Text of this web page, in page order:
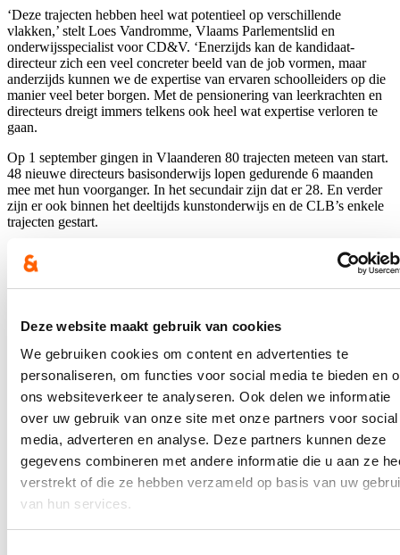
Deze website maakt gebruik van cookies
We gebruiken cookies om content en advertenties te
personaliseren, om functies voor social media te bieden en
ons websiteverkeer te analyseren. Ook delen we informatie
over uw gebruik van onze site met onze partners voor social
media, adverteren en analyse. Deze partners kunnen deze
gegevens combineren met andere informatie die u aan ze
verstrekt of die ze hebben verzameld op basis van uw
van hun services.
‘Deze trajecten hebben heel wat potentieel op verschillende
vlakken,’ stelt Loes Vandromme, Vlaams Parlementslid en
onderwijsspecialist voor CD&V. ‘Enerzijds kan de kandidaat-
directeur zich een veel concreter beeld van de job vormen, maar
anderzijds kunnen we de expertise van ervaren schoolleiders op die
manier veel beter borgen. Met de pensionering van leerkrachten en
directeurs dreigt immers telkens ook heel wat expertise verloren te
gaan.
Op 1 september gingen in Vlaanderen 80 trajecten meteen van start.
48 nieuwe directeurs basisonderwijs lopen gedurende 6 maanden
mee met hun voorganger. In het secundair zijn dat er 28. En verder
zijn er ook binnen het deeltijds kunstonderwijs en de CLB’s enkele
trajecten gestart.
17 van deze meelooptrajecten vinden plaats in West-Vlaamse
scholen.
E-mailadres
Postcode
Ja, ik wens de nieuwsbrief van Loes Vandromme te ontvangen op
bovenstaand e-mailadres.
Klikhierom de privacyvoorwaarden te raadplegen